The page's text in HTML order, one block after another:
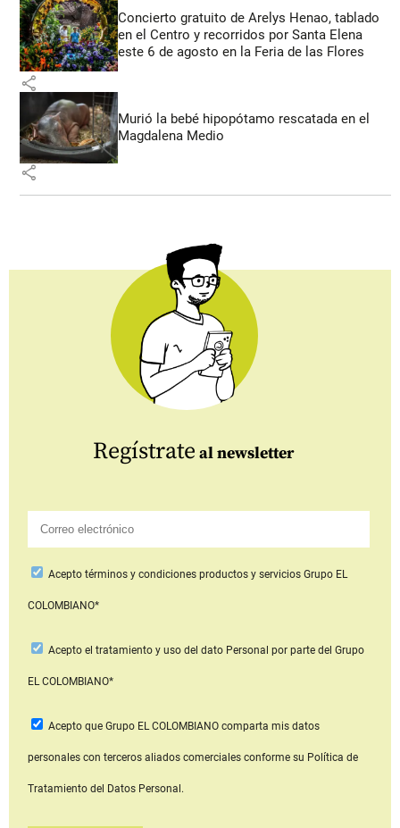
Concierto gratuito de Arelys Henao, tablado
en el Centro y recorridos por Santa Elena
este 6 de agosto en la Feria de las Flores
share
Murió la bebé hipopótamo rescatada en el
Magdalena Medio
share
Regístrate al newsletter
Aceptotérminos y condiciones productos y serviciosGrupo EL
COLOMBIANO*
Acepto el tratamiento y uso del dato Personal por parte del Grupo
EL COLOMBIANO*
Acepto que Grupo EL COLOMBIANOcomparta mis datos
personales con terceros aliados comerciales conforme su Política de
Tratamiento del Datos Personal.